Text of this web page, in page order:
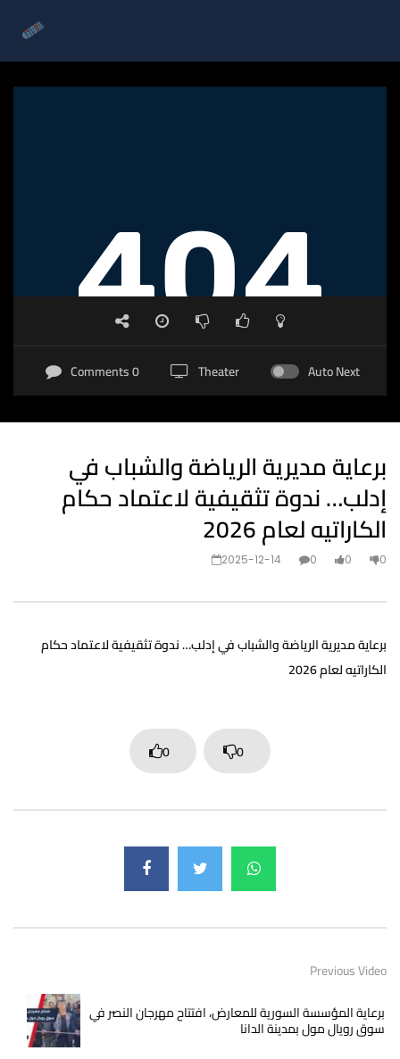
Auto Next
Theater
0 Comments
برعاية مديرية الرياضة والشباب في
إدلب… ندوة تثقيفية لاعتماد حكام
الكاراتيه لعام 2026
2025-12-14 0 0 0
برعاية مديرية الرياضة والشباب في إدلب… ندوة تثقيفية لاعتماد حكام
الكاراتيه لعام 2026
0 0
Previous Video
برعاية المؤسسة السورية للمعارض، افتتاح مهرجان النصر في
سوق رويال مول بمدينة الدانا